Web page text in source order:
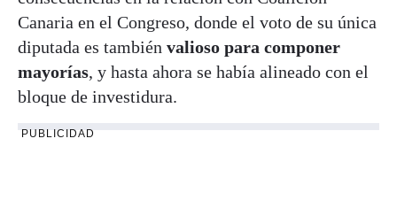
Canaria en el Congreso, donde el voto de su única
diputada es también valioso para componer
mayorías, y hasta ahora se había alineado con el
bloque de investidura.
PUBLICIDAD